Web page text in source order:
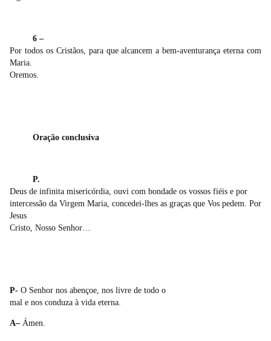
6 –
Por todos os Cristãos, para que alcancem a bem-aventurança eterna com
Maria.
Oremos.
Oração conclusiva
P.
Deus de infinita misericórdia, ouvi com bondade os vossos fiéis e por
intercessão da Virgem Maria, concedei-lhes as graças que Vos pedem. Por
Jesus
Cristo, Nosso Senhor…
P- O Senhor nos abençoe, nos livre de todo o
mal e nos conduza à vida eterna.
A– Ámen.